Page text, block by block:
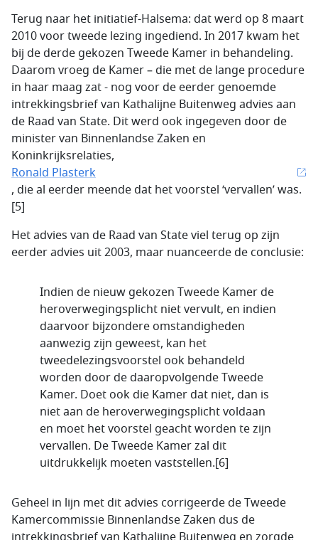
Terug naar het initiatief-Halsema: dat werd op 8 maart
2010 voor tweede lezing ingediend. In 2017 kwam het
bij de derde gekozen Tweede Kamer in behandeling.
Daarom vroeg de Kamer – die met de lange procedure
in haar maag zat - nog voor de eerder genoemde
intrekkingsbrief van Kathalijne Buitenweg advies aan
de Raad van State. Dit werd ook ingegeven door de
minister van Binnenlandse Zaken en
Koninkrijksrelaties,
Ronald Plasterk
, die al eerder meende dat het voorstel ‘vervallen’ was.
[5]
Het advies van de Raad van State viel terug op zijn
eerder advies uit 2003, maar nuanceerde de conclusie:
Indien de nieuw gekozen Tweede Kamer de
heroverwegingsplicht niet vervult, en indien
daarvoor bijzondere omstandigheden
aanwezig zijn geweest, kan het
tweedelezingsvoorstel ook behandeld
worden door de daaropvolgende Tweede
Kamer. Doet ook die Kamer dat niet, dan is
niet aan de heroverwegingsplicht voldaan
en moet het voorstel geacht worden te zijn
vervallen. De Tweede Kamer zal dit
uitdrukkelijk moeten vaststellen.[6]
Geheel in lijn met dit advies corrigeerde de Tweede
Kamercommissie Binnenlandse Zaken dus de